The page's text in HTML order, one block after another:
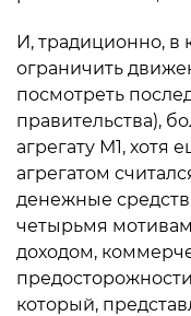
И, традиционно, в
ограничить
посмотреть
правительства),
агрегату М1, хотя
агрегатом
денежные
четырьмя
доходом,
который,